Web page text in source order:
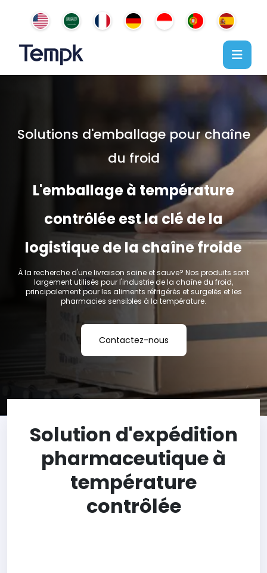
Solutions d'emballage pour chaîne
du froid
L'emballage à température
contrôlée est la clé de la
logistique de la chaîne froide
À la recherche d'une livraison saine et sauve? Nos produits sont
largement utilisés pour l'industrie de la chaîne du froid,
principalement pour les aliments réfrigérés et surgelés et les
pharmacies sensibles à la température.
Contactez-nous
Solution d'expédition
pharmaceutique à
température
contrôlée